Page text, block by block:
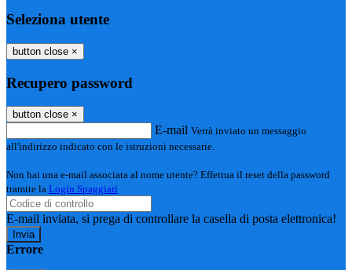
Seleziona utente
button close ×
Recupero password
button close ×
E-mail Verrà inviato un messaggio
all'indirizzo indicato con le istruzioni necessarie.
Non hai una e-mail associata al nome utente? Effettua il reset della password
tramite la Login Spaggiari
E-mail inviata, si prega di controllare la casella di posta elettronica!
Errore